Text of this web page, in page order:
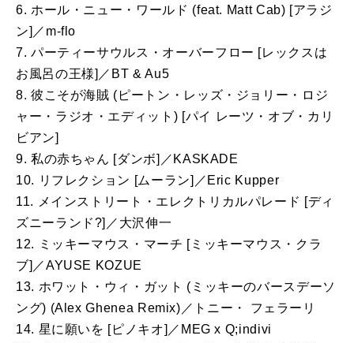
6. ホール・ニュー・ワールド (feat. Matt Cab) [アラジ
ン]／m-flo
7. パーティーサウルス・オーバーフロー [レックスは
お風呂の王様]／BT & Au5
8. 彼こそが海賊 (ピートン・レッズ・ジョリー・ロジ
ャー・ラジオ・エディット) [パイ レーツ・オブ・カリ
ビアン]
9. 私の赤ちゃん [ダンボ]／KASKADE
10. リフレクション [ムーラン]／Eric Kupper
11. メインストリート・エレクトリカルパレード [ディ
ズニーランド?]／大沢伸一
12. ミッキーマウス・マーチ [ミッキーマウス・クラ
ブ]／AYUSE KOZUE
13. ホワット・ウィ・ガット (ミッキーのバースデーソ
ング) (Alex Ghenea Remix)／トニー・ フェラーリ
14. 星に願いを [ピノキオ]／MEG x Q;indivi